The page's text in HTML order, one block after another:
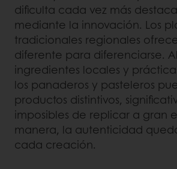
dificulta cada vez más
mediante la innovación. Los
tradicionales regionales
diferente para diferenciarse.
ingredientes locales y
los panaderos y pasteleros
productos distintivos,
imposibles de replicar a gran
manera, la autenticidad
cada creación.